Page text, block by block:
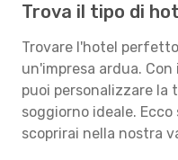
Trova il tipo di
Trovare l'hotel
un'impresa ardua.
puoi personalizzare la
soggiorno ideale.
scoprirai nella nostra